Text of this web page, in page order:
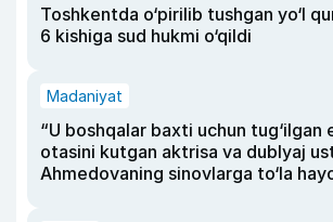
Toshkentda o‘pirilib tushgan yo‘l
6 kishiga sud hukmi o‘qildi
Madaniyat
“U boshqalar baxti uchun tug‘ilgan
otasini kutgan aktrisa va dublyaj
Ahmedovaning sinovlarga to‘la